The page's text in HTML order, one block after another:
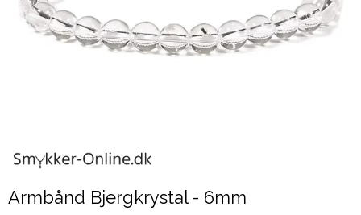
Armbånd Bjergkrystal - 6mm